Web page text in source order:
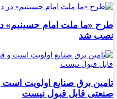
طرح «ما ملت امام حسینیم» در
نصب شد
تامین برق صنایع اولویت
صنعتی قابل قبول نیست